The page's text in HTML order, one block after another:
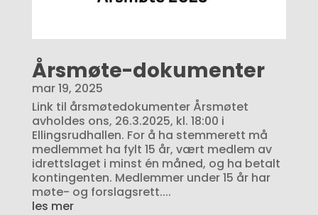
Årsmøte-dokumenter
mar 19, 2025
Link til årsmøtedokumenter Årsmøtet
avholdes ons, 26.3.2025, kl. 18:00 i
Ellingsrudhallen. For å ha stemmerett må
medlemmet ha fylt 15 år, vært medlem av
idrettslaget i minst én måned, og ha betalt
kontingenten. Medlemmer under 15 år har
møte- og forslagsrett....
les mer